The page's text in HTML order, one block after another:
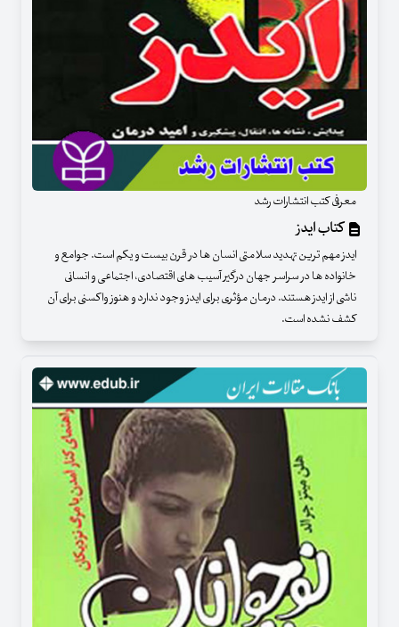
معرفی کتب انتشارات رشد
کتاب ایدز
ایدز مهم ترین تهدید سلامتی انسان ها در قرن بیست و یکم است. جوامع و
خانواده ها در سراسر جهان درگیر آسیب های اقتصادی، اجتماعی و انسانی
ناشی از ایدز هستند. درمان مؤثری برای ایدز وجود ندارد و هنوز واکسنی برای آن
کشف نشده است.